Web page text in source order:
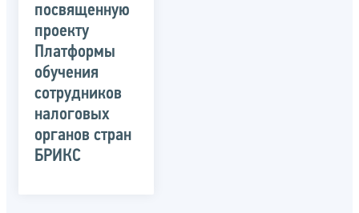
посвященную
проекту
Платформы
обучения
сотрудников
налоговых
органов стран
БРИКС